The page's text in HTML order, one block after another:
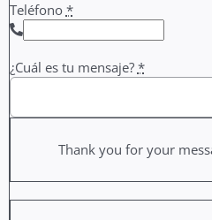
Teléfono *
¿Cuál es tu mensaje? *
Thank you for your